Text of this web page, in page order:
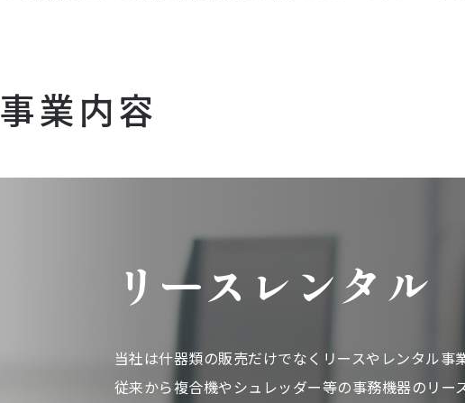
事業内容
リースレンタル
当社は什器類の販売だけでなくリースやレンタル事
従来から複合機やシュレッダー等の事務機器のリー